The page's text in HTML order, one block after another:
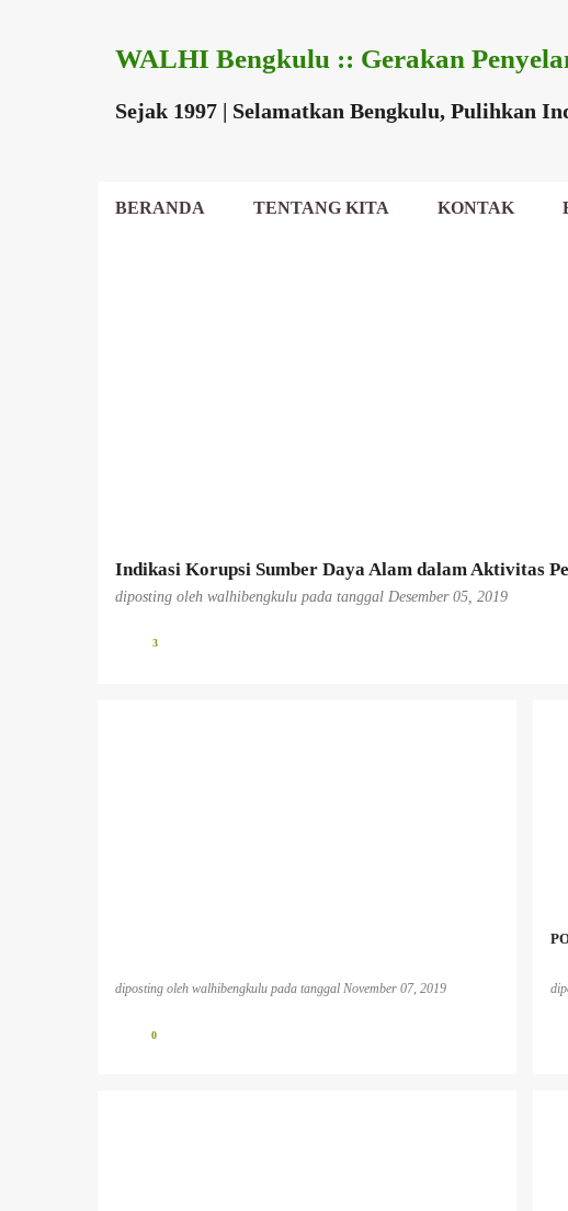
WALHI Bengkulu :: Gerakan
Sejak 1997 | Selamatkan Bengkulu, Pulihkan
BERANDA TENTANG KITA KONTAK
Indikasi Korupsi Sumber Daya Alam dalam Aktivitas
diposting oleh walhibengkulu pada tanggal Desember 05, 2019
3
diposting oleh walhibengkulu pada tanggal November 07, 2019
0